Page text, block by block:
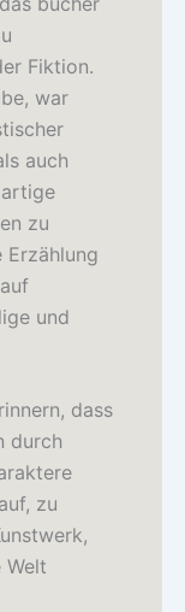
Fiktion.
war
auch
zu
Erzählung
und
dass
durch
zu
Welt